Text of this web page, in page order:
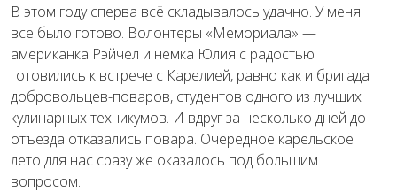
В этом году сперва всё складывалось удачно. У меня
все было готово. Волонтеры «Мемориала» —
американка Рэйчел и немка Юлия с радостью
готовились к встрече с Карелией, равно как и бригада
добровольцев-поваров, студентов одного из лучших
кулинарных техникумов. И вдруг за несколько дней до
отъезда отказались повара. Очередное карельское
лето для нас сразу же оказалось под большим
вопросом.